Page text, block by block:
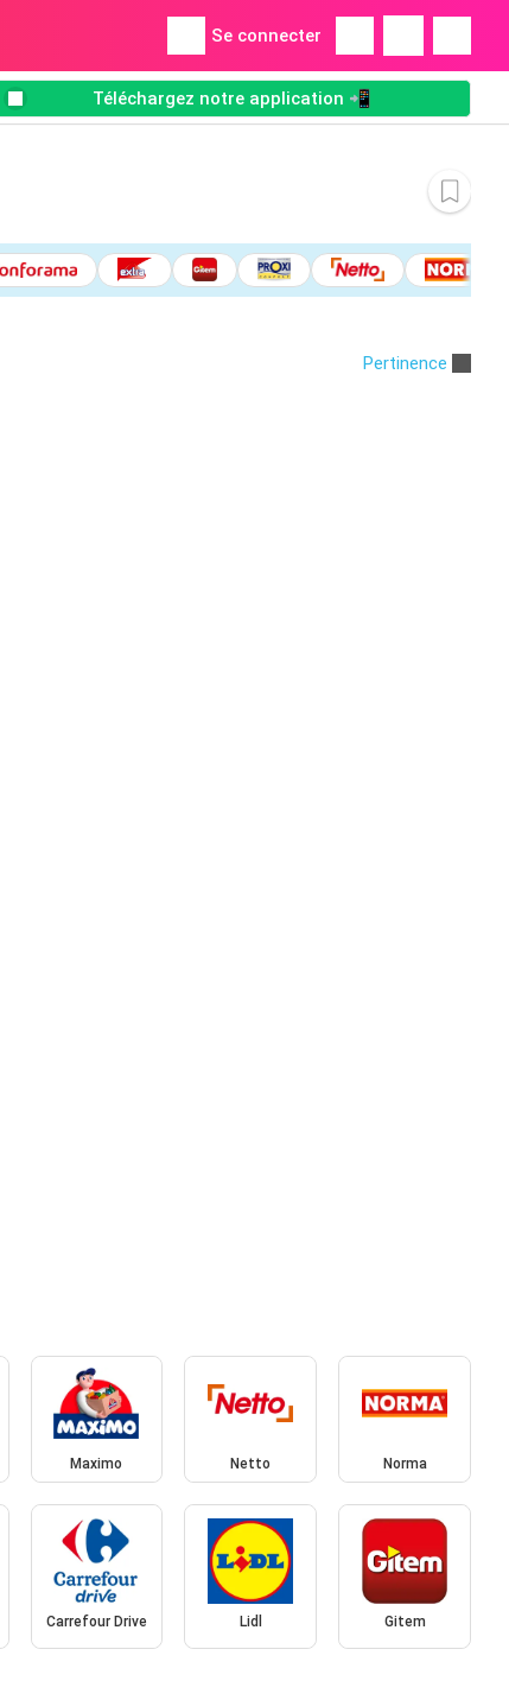
Se connecter
Téléchargez notre application 📲
Pertinence
Maximo Netto Norma
Carrefour Drive Lidl Gitem